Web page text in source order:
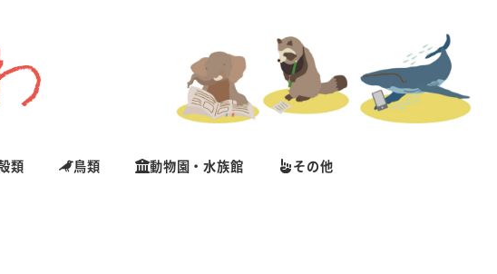
類 鳥類 動物園・水族館 その他